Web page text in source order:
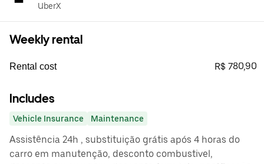
UberX
Weekly rental
Rental cost R$ 780,90
Includes
Vehicle Insurance Maintenance
Assistência 24h , substituição grátis após 4 horas do
carro em manutenção, desconto combustivel,